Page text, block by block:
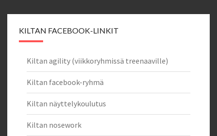
KILTAN FACEBOOK-LINKIT
Kiltan agility (viikkoryhmissä treenaaville)
Kiltan facebook-ryhmä
Kiltan näyttelykoulutus
Kiltan nosework